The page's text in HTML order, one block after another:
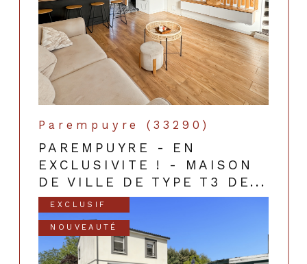
Parempuyre (33290)
PAREMPUYRE - EN
EXCLUSIVITE ! - MAISON
DE VILLE DE TYPE T3 DE...
EXCLUSIF
NOUVEAUTÉ